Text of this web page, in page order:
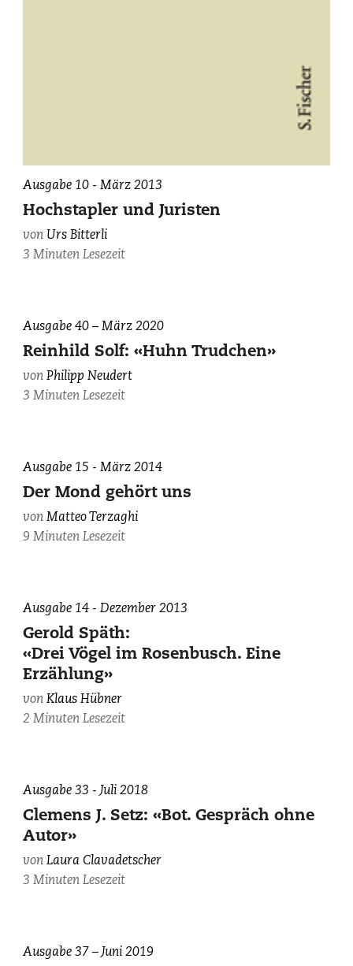
Ausgabe 10 - März 2013
Hochstapler und Juristen
von Urs Bitterli
3 Minuten Lesezeit
Ausgabe 40 – März 2020
Reinhild Solf: «Huhn Trudchen»
vonPhilipp Neudert
3 Minuten Lesezeit
«Einer,
sich
wohl
ein
viel
gegönnt
hat,
ist
Braun...»
Photo:
fotolia.
Ausgabe 15 - März 2014
Der Mond gehört uns
vonMatteo Terzaghi
9 Minuten Lesezeit
Ausgabe 14 - Dezember 2013
Gerold Späth:
«Drei Vögel im Rosenbusch. Eine
Erzählung»
vonKlaus Hübner
2 Minuten Lesezeit
Ausgabe 33 - Juli 2018
Clemens J. Setz: «Bot. Gespräch ohne
Autor»
vonLaura Clavadetscher
3 Minuten Lesezeit
Ausgabe 37 – Juni 2019